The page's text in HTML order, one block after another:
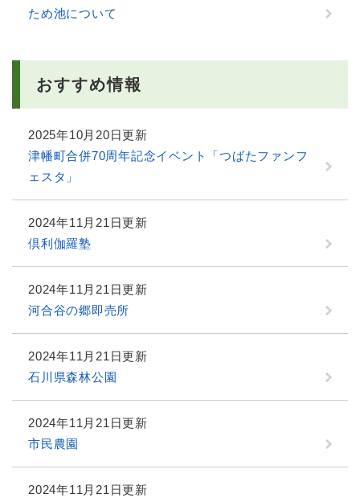
ため池について
おすすめ情報
2025年10月20日更新
津幡町合併70周年記念イベント「つばたファンフ
ェスタ」
2024年11月21日更新
倶利伽羅塾
2024年11月21日更新
河合谷の郷即売所
2024年11月21日更新
石川県森林公園
2024年11月21日更新
市民農園
2024年11月21日更新